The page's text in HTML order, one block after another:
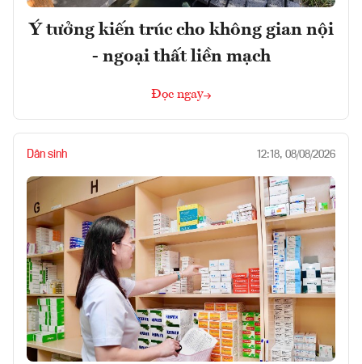
Ý tưởng kiến trúc cho không gian nội
- ngoại thất liền mạch
Đọc ngay
Dân sinh 12:18, 08/08/2026